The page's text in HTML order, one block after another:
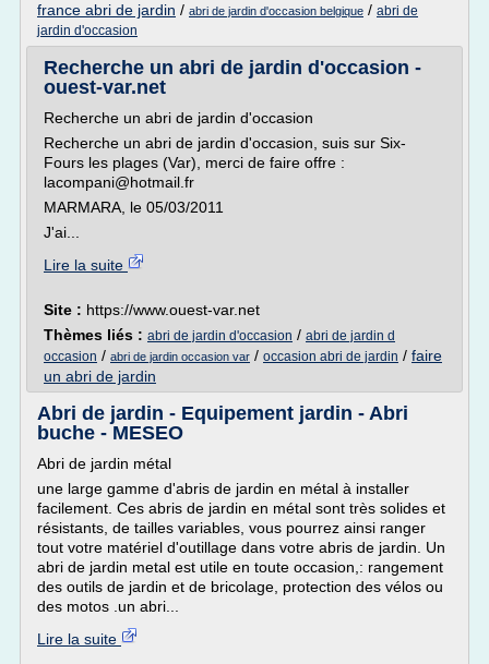
france abri de jardin / abri de jardin d'occasion belgique / abri de
jardin d'occasion
Recherche un abri de jardin d'occasion -
ouest-var.net
Recherche un abri de jardin d'occasion
Recherche un abri de jardin d'occasion, suis sur Six-
Fours les plages (Var), merci de faire offre :
lacompani@hotmail.fr
MARMARA, le 05/03/2011
J'ai...
Lire la suite
Site : https://www.ouest-var.net
Thèmes liés : abri de jardin d'occasion / abri de jardin d
occasion / abri de jardin occasion var / occasion abri de jardin / faire
un abri de jardin
Abri de jardin - Equipement jardin - Abri
buche - MESEO
Abri de jardin métal
une large gamme d'abris de jardin en métal à installer
facilement. Ces abris de jardin en métal sont très solides et
résistants, de tailles variables, vous pourrez ainsi ranger
tout votre matériel d'outillage dans votre abris de jardin. Un
abri de jardin metal est utile en toute occasion,: rangement
des outils de jardin et de bricolage, protection des vélos ou
des motos .un abri...
Lire la suite